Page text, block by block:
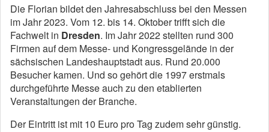
Die Florian bildet den Jahresabschluss bei den Messen
im Jahr 2023. Vom 12. bis 14. Oktober trifft sich die
Fachwelt in Dresden. Im Jahr 2022 stellten rund 300
Firmen auf dem Messe- und Kongressgelände in der
sächsischen Landeshauptstadt aus. Rund 20.000
Besucher kamen. Und so gehört die 1997 erstmals
durchgeführte Messe auch zu den etablierten
Veranstaltungen der Branche.
Der Eintritt ist mit 10 Euro pro Tag zudem sehr günstig.